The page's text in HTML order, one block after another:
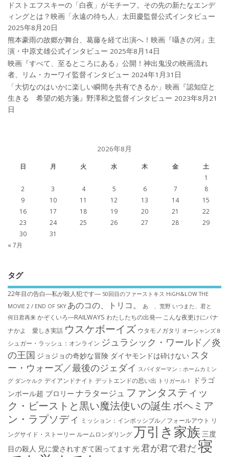
ドストエフスキーの「白夜」がモチーフ。その先の新たなエンデ
ィングとは？映画「永遠の待ち人」太田慶監督公式インタビュー
2025年8月20日
熊本豪雨の故郷が舞台、葛藤を経て出演へ！映画『囁きの河』主
演・中原丈雄公式インタビュー 2025年8月14日
映画『すべて、至るところにある』公開！神出鬼没の映画流れ
者、リム・カーワイ監督インタビュー 2024年1月31日
「大切なのはいかに楽しい瞬間を共有できるか」映画『認知症と
生きる 希望の処方箋』野澤和之監督インタビュー 2023年8月21
日
2026年8月
日 月 火 水 木 金
土
1
2
3 4 5 6 7
8
9
10 11 12 13 14
15
16
17 18 19 20 21
22
23
24 25 26 27 28
29
30
31
« 7月
タグ
22年目の告白―私が殺人犯です― 50回目のファーストキス HiGH&LOW THE
MOVIE 2 / END OF SKY あのコの、トリコ。 あゝ、荒野 いつまた、君と
何日君再来 かぞくいろ―RAILWAYS わたしたちの出発― こんな夜更けにバナ
ナかよ 愛しき実話 ウスケボーイズ ウタモノガタリ オーシャンズ８
シュガー・ラッシュ：オ​ンライン ジュラシック・ワールド／炎
の王国 ジョジョの奇妙な冒険 ダイヤモンドは砕けない スタ
ー・ウォーズ／最後のジェダイ スパイダーマン：ホームカミン
グ ダンケルク デイアンドナイト デットエンドの思い出 トリガール！
ドラゴ
ンボール超 ブロリー ナラタージュ ファンタスティッ
ク・ビーストと黒い魔法使いの誕生 ボヘミア
ン・ラプソディ ミッション：インポッシブル／フォールアウト リ
ングサイド・ストーリー ルームロンダリング万引き家族 三度
目の殺人 兄に愛されすぎて困ってます 光君が君で君だ寝